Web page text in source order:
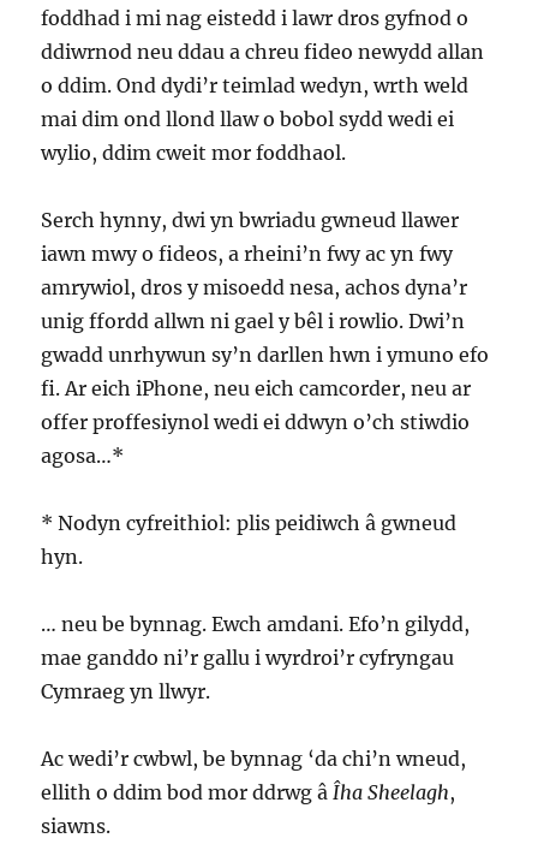
foddhad i mi nag eistedd i lawr dros gyfnod o
ddiwrnod neu ddau a chreu fideo newydd allan
o ddim. Ond dydi’r teimlad wedyn, wrth weld
mai dim ond llond llaw o bobol sydd wedi ei
wylio, ddim cweit mor foddhaol.
Serch hynny, dwi yn bwriadu gwneud llawer
iawn mwy o fideos, a rheini’n fwy ac yn fwy
amrywiol, dros y misoedd nesa, achos dyna’r
unig ffordd allwn ni gael y bêl i rowlio. Dwi’n
gwadd unrhywun sy’n darllen hwn i ymuno efo
fi. Ar eich iPhone, neu eich camcorder, neu ar
offer proffesiynol wedi ei ddwyn o’ch stiwdio
agosa…*
* Nodyn cyfreithiol: plis peidiwch â gwneud
hyn.
… neu be bynnag. Ewch amdani. Efo’n gilydd,
mae ganddo ni’r gallu i wyrdroi’r cyfryngau
Cymraeg yn llwyr.
Ac wedi’r cwbwl, be bynnag ‘da chi’n wneud,
ellith o ddim bod mor ddrwg âÎha Sheelagh,
siawns.